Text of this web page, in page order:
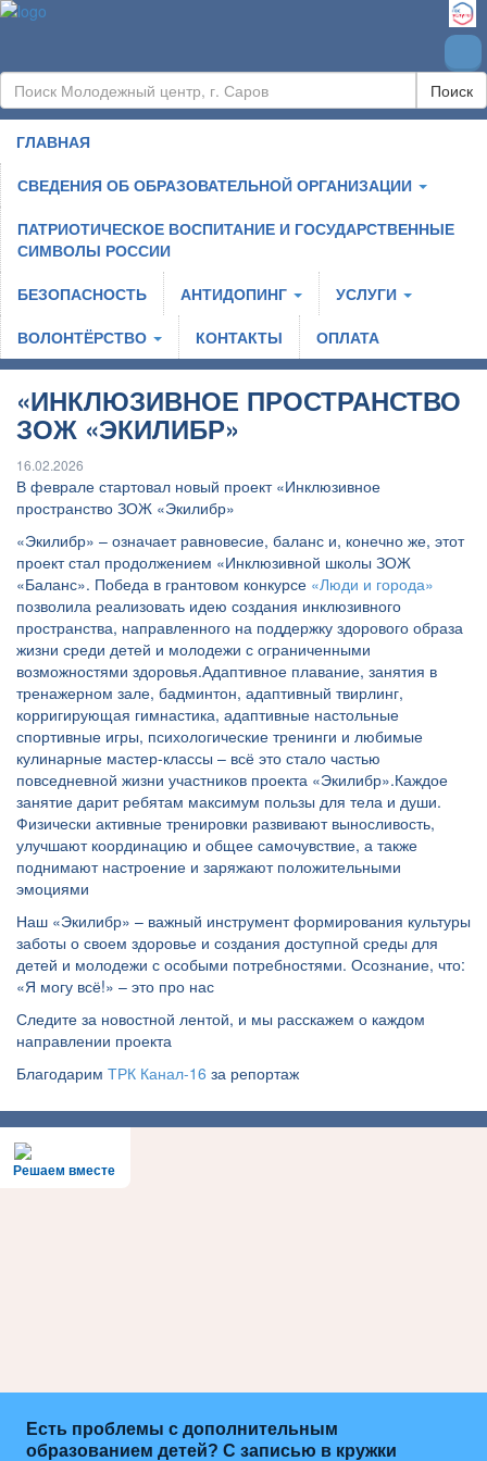
Поиск
ГЛАВНАЯ
СВЕДЕНИЯ ОБ ОБРАЗОВАТЕЛЬНОЙ ОРГАНИЗАЦИИ
ПАТРИОТИЧЕСКОЕ ВОСПИТАНИЕ И ГОСУДАРСТВЕННЫЕ
СИМВОЛЫ РОССИИ
БЕЗОПАСНОСТЬ
АНТИДОПИНГ
УСЛУГИ
ВОЛОНТЁРСТВО
КОНТАКТЫ ОПЛАТА
«ИНКЛЮЗИВНОЕ ПРОСТРАНСТВО
ЗОЖ «ЭКИЛИБР»
16.02.2026
В феврале стартовал новый проект «Инклюзивное
пространство ЗОЖ «Экилибр»
«Экилибр» – означает равновесие, баланс и, конечно же, этот
проект стал продолжением «Инклюзивной школы ЗОЖ
«Баланс». Победа в грантовом конкурсе «Люди и города»
позволила реализовать идею создания инклюзивного
пространства, направленного на поддержку здорового образа
жизни среди детей и молодежи с ограниченными
возможностями здоровья.Адаптивное плавание, занятия в
тренажерном зале, бадминтон, адаптивный твирлинг,
корригирующая гимнастика, адаптивные настольные
спортивные игры, психологические тренинги и любимые
кулинарные мастер-классы – всё это стало частью
повседневной жизни участников проекта «Экилибр».Каждое
занятие дарит ребятам максимум пользы для тела и души.
Физически активные тренировки развивают выносливость,
улучшают координацию и общее самочувствие, а также
поднимают настроение и заряжают положительными
эмоциями
Наш «Экилибр» – важный инструмент формирования культуры
заботы о своем здоровье и создания доступной среды для
детей и молодежи с особыми потребностями. Осознание, что:
«Я могу всё!» – это про нас
Следите за новостной лентой, и мы расскажем о каждом
направлении проекта
Благодарим ТРК Канал-16 за репортаж
Решаем вместе
Есть проблемы с дополнительным
образованием детей? С записью в кружки